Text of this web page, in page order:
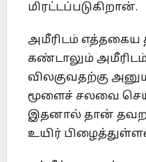
மிரட்டப்படுகிறான்.
அமீரிடம் எத்தகைய
கண்டாலும்
விலகுவதற்கு
மூளைச் சலவை
இதனால் தான்
உயிர்